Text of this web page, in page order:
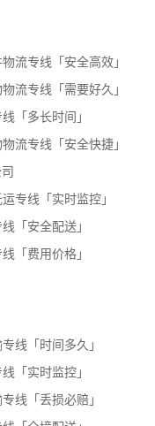
流专线「安全高效」
流专线「需要好久」
「多长时间」
流专线「安全快捷」
专线「实时监控」
「安全配送」
「费用价格」
线「时间多久」
「实时监控」
线「丢损必赔」